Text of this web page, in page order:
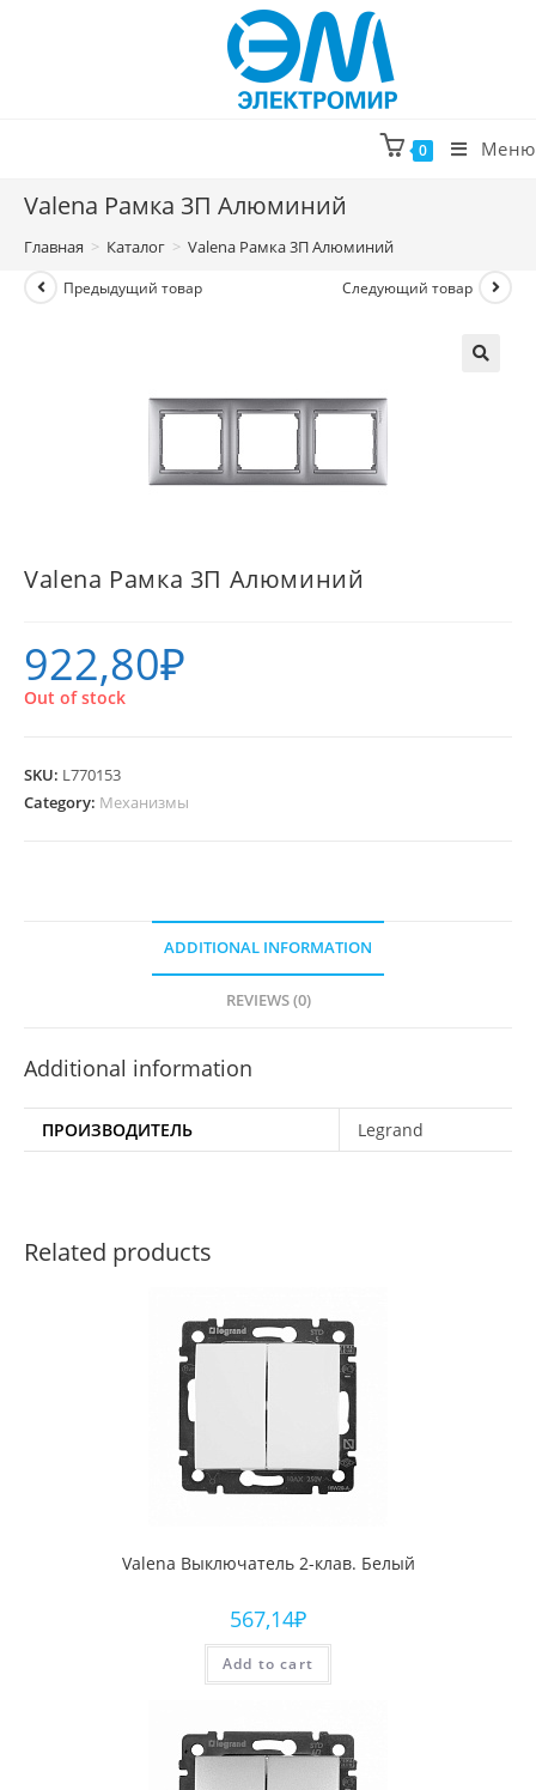
0 Меню
Valena Рамка 3П Алюминий
Главная > Каталог > Valena Рамка 3П Алюминий
Предыдущий товар Следующий товар
Valena Рамка 3П Алюминий
922,80₽
Out of stock
SKU: L770153
Category: Механизмы
ADDITIONAL INFORMATION
REVIEWS (0)
Additional information
ПРОИЗВОДИТЕЛЬ Legrand
Related products
Valena Выключатель 2-клав. Белый
567,14₽
Add to cart